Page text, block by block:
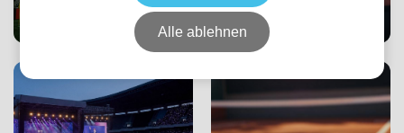
Alle Grands Prix 2026
Alle ablehnen